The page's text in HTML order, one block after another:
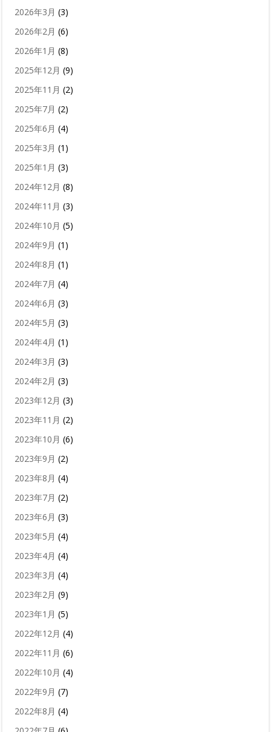
2026年3月 (3)
2026年2月 (6)
2026年1月 (8)
2025年12月 (9)
2025年11月 (2)
2025年7月 (2)
2025年6月 (4)
2025年3月 (1)
2025年1月 (3)
2024年12月 (8)
2024年11月 (3)
2024年10月 (5)
2024年9月 (1)
2024年8月 (1)
2024年7月 (4)
2024年6月 (3)
2024年5月 (3)
2024年4月 (1)
2024年3月 (3)
2024年2月 (3)
2023年12月 (3)
2023年11月 (2)
2023年10月 (6)
2023年9月 (2)
2023年8月 (4)
2023年7月 (2)
2023年6月 (3)
2023年5月 (4)
2023年4月 (4)
2023年3月 (4)
2023年2月 (9)
2023年1月 (5)
2022年12月 (4)
2022年11月 (6)
2022年10月 (4)
2022年9月 (7)
2022年8月 (4)